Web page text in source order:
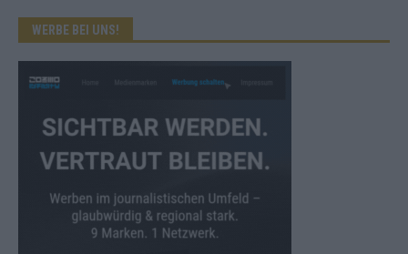
WERBE BEI UNS!